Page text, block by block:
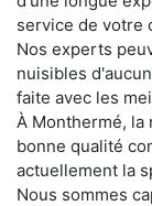
service de votre
Nos experts
nuisibles
faite avec les
À Monthermé, la
bonne qualité
actuellement la
Nous sommes